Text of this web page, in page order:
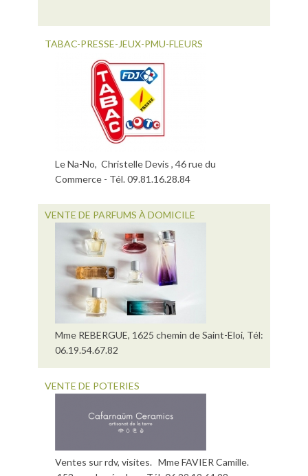
TABAC-PRESSE-JEUX-PMU-FLEURS
Le Na-No, Christelle Devis , 46 rue du
Commerce - Tél. 09.81.16.28.84
VENTE DE PARFUMS À DOMICILE
Mme REBERGUE, 1625 chemin de Saint-Eloi, Tél:
06.19.54.67.82
VENTE DE POTERIES
Ventes sur rdv, visites. Mme FAVIER Camille.